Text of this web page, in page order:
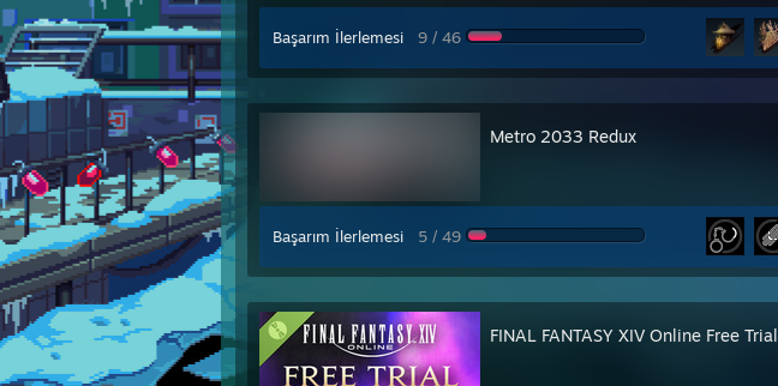
Başarım İlerlemesi 9 / 46
Metro 2033 Redux
Başarım İlerlemesi 5 / 49
FINAL FANTASY XIV Online Free Trial